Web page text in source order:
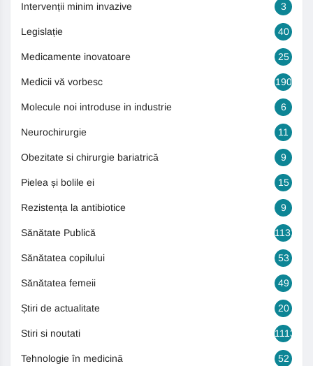
Intervenții minim invazive 3
Legislație 40
Medicamente inovatoare 25
Medicii vă vorbesc 190
Molecule noi introduse in industrie 6
Neurochirurgie 11
Obezitate si chirurgie bariatrică 9
Pielea și bolile ei 15
Rezistența la antibiotice 9
Sănătate Publică 1131
Sănătatea copilului 53
Sănătatea femeii 49
Știri de actualitate 20
Stiri si noutati 1113
Tehnologie în medicină 52